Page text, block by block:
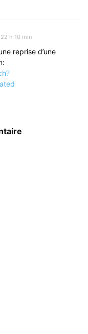
h 10 min
reprise d’une